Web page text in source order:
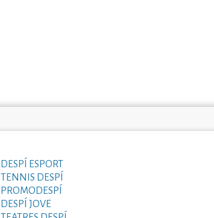
DESPÍ ESPORT
TENNIS DESPÍ
PROMODESPÍ
DESPÍ JOVE